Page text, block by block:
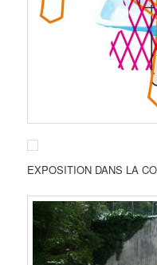
EXPOSITION DANS LA